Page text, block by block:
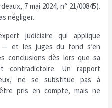
7 mai 2024, n° 21/00845).
négliger.
judiciaire qui applique
et les juges du fond s’en
conclusions dès lors que sa
contradictoire. Un rapport
ne se substitue pas à
pris en compte, mais ne